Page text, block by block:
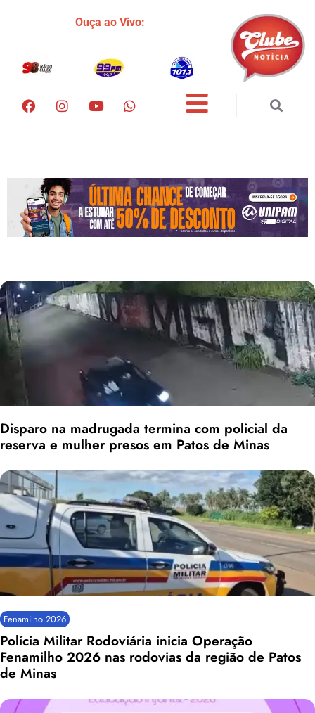
Ouça ao Vivo:
Disparo na madrugada termina com policial da
reserva e mulher presos em Patos de Minas
Fenamilho 2026
Polícia Militar Rodoviária inicia Operação
Fenamilho 2026 nas rodovias da região de Patos
de Minas